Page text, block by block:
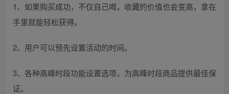
1、如果购买成功，不仅自己喝，收藏的价值也会变高，拿在
手里就能轻松获得。
2、用户可以预先设置活动的时间。
3、各种高峰时段功能设置选项，为高峰时段商品提供最佳保
证。